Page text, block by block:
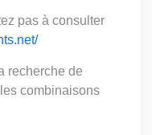
pas à consulter
recherche de
combinaisons